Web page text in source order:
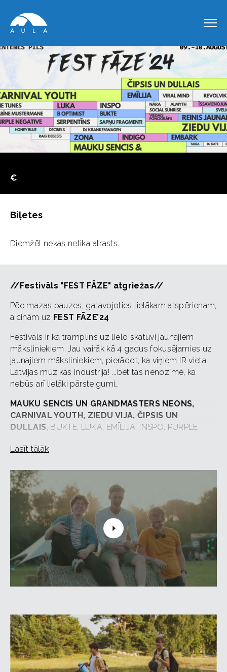
€
Biļetes
Diemžēl nekas netika atrasts.
//Festivāls "FEST FĀZE" atgriežas//
Pēc mazas pauzes, gatavojoties lielākam atspērienam,
aicinām uz FEST FĀZE’24
Festivāls ir kā tramplīns uz lielo skatuvi jaunajiem
māksliniekiem. Jau vairāk kā 4 gadus fokusējamies uz
jaunajiem māksliniekiem, pierādot, ka viņiem IR vieta
Latvijas mūzikas industrijā! ...bet tas nenozīmē, ka
nebūs arī lielāki pārsteigumi…
MAUKU SENCIS UN GRANDMASTERS NEONS,
CARNIVAL YOUTH, ZIEDU VIJA, ČIPSIS UN
DULLAIS , BUKTE, LUKA, EMĪLIJA, INSPO, PURPLE
SABĪNE MUSTERMANE, THE TUNES, B OPTIMIST, DJ
SAPŅU FRAGMENTI, REVOLVIKA, ĪSSAVIENOJUMS,
DECIBELS, HONEY BLUE, RAGI DEBESĪS, NĀRA,
ALMYTH, SOCIAL SUNRISE, SVELME, VIEDAIS
FONOGRĀFS, CRITT, TAIGA, DJ Katii
Dienu un nakti varēs pavadīt gaisīgajā alternatīvajā un
populārajā fāzē, kā arī traki smagajā un urbānajā fāzē!
Lai festivālu padarītu vēl piepildītāku, slepenā
sastāvdaļa ir gleznas, dzeja, performances un
nepārlaužama interese par dažāda veida mākslu!
//Kur?// Klasicisma pērlē - pieZentenes pils,
Tukuma novadā.
Iegādājies biļeti laicīgi, jo cenas pacelsies!
Lasīt tālāk